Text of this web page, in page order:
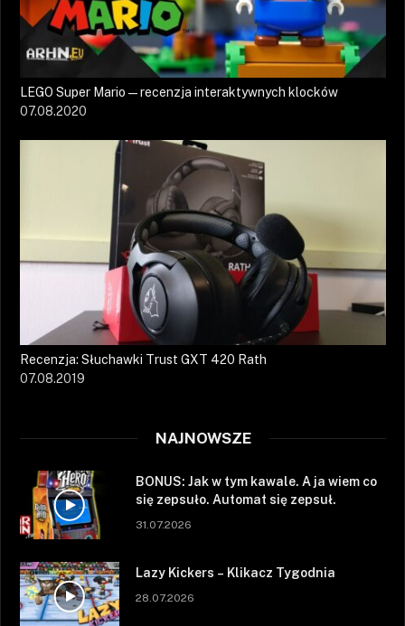
LEGO Super Mario — recenzja interaktywnych klocków
07.08.2020
Recenzja: Słuchawki Trust GXT 420 Rath
07.08.2019
NAJNOWSZE
BONUS: Jak w tym kawale. A ja wiem co
się zepsuło. Automat się zepsuł.
31.07.2026
Lazy Kickers – Klikacz Tygodnia
28.07.2026